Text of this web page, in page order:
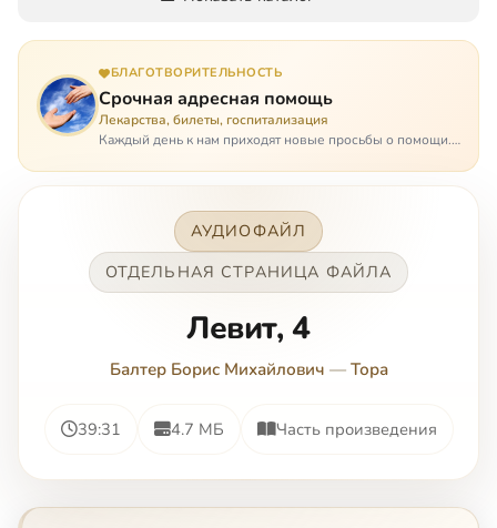
БЛАГОТВОРИТЕЛЬНОСТЬ
Срочная адресная помощь
Лекарства, билеты, госпитализация
Каждый день к нам приходят новые просьбы о помощи.
она нужна была вчера: в приеме лекарств образовался
АУДИОФАЙЛ
ОТДЕЛЬНАЯ СТРАНИЦА ФАЙЛА
Левит, 4
Балтер Борис Михайлович — Тора
39:31 4.7 МБ Часть произведения